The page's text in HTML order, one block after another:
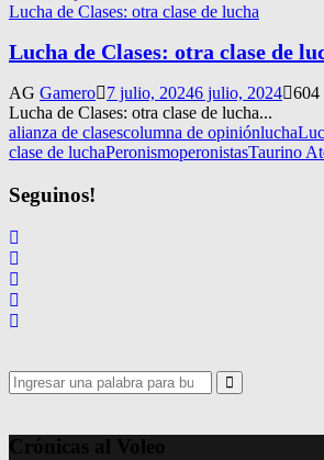
Lucha de Clases: otra clase de lucha
Lucha de Clases: otra clase de
AG Gamero 7 julio, 20246 julio, 2024 604
Lucha de Clases: otra clase de lucha...
alianza de clasescolumna de opiniónlucha
clase de luchaPeronismoperonistasTaurino
Seguinos!
Search
for:
Search
Crónicas al Voleo